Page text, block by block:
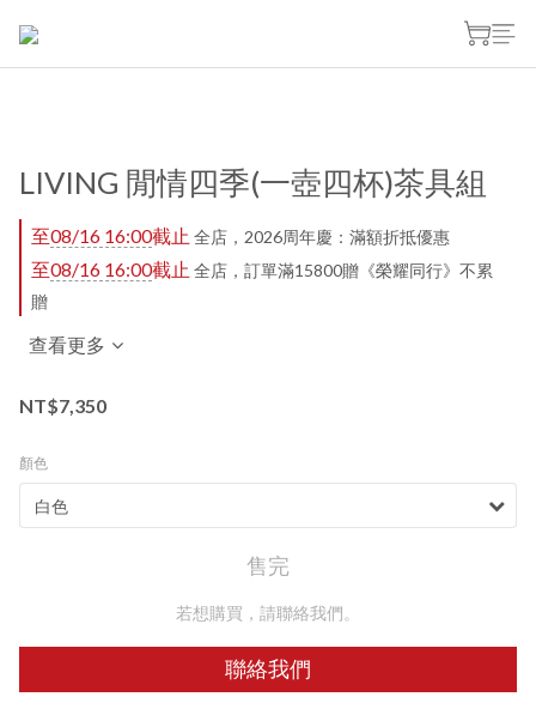
LIVING 閒情四季(一壺四杯)茶具組
至08/16 16:00截止 全店，2026周年慶：滿額折抵優惠
至08/16 16:00截止 全店，訂單滿15800贈《榮耀同行》不累
贈
查看更多
NT$7,350
顏色
售完
若想購買，請聯絡我們。
聯絡我們